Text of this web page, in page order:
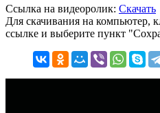
Ссылка на видеоролик: Скачать
Для скачивания на компьютер,
ссылке и выберите пункт